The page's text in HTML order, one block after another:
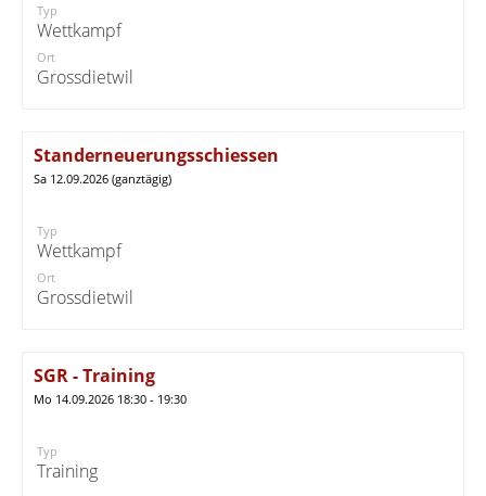
Typ
Wettkampf
Ort
Grossdietwil
Standerneuerungsschiessen
Sa 12.09.2026 (ganztägig)
Typ
Wettkampf
Ort
Grossdietwil
SGR - Training
Mo 14.09.2026 18:30 - 19:30
Typ
Training